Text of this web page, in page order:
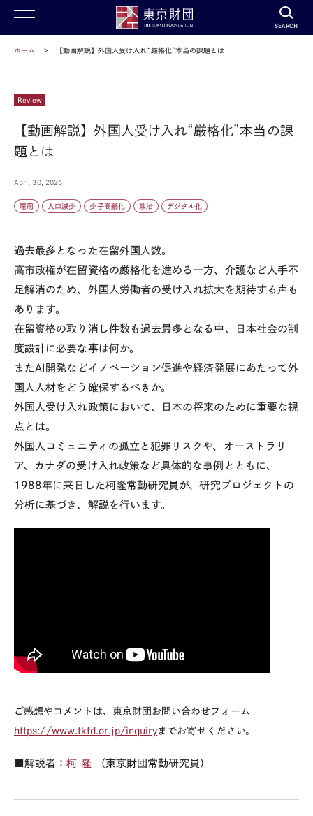
SEARCH
ホーム 【動画解説】外国人受け入れ“厳格化”本当の課題とは
Review
【動画解説】外国人受け入れ“厳格化”本当の課
題とは
April 30, 2026
雇用 人口減少 少子高齢化 政治 デジタル化
過去最多となった在留外国人数。
高市政権が在留資格の厳格化を進める一方、介護など人手不
足解消のため、外国人労働者の受け入れ拡大を期待する声も
あります。
在留資格の取り消し件数も過去最多となる中、日本社会の制
度設計に必要な事は何か。
また AI 開発などイノベーション促進や経済発展にあたって外
国人人材をどう確保するべきか。
外国人受け入れ政策において、日本の将来のために重要な視
点とは。
外国人コミュニティの孤立と犯罪リスクや、オーストラリ
ア、カナダの受け入れ政策など具体的な事例とともに、
1988年に来日した柯隆常勤研究員が、研究プロジェクトの
分析に基づき、解説を行います。
ご感想やコメントは、東京財団お問い合わせフォーム
https://www.tkfd.or.jp/inquiryまでお寄せください。
■解説者：柯 隆（東京財団常勤研究員）